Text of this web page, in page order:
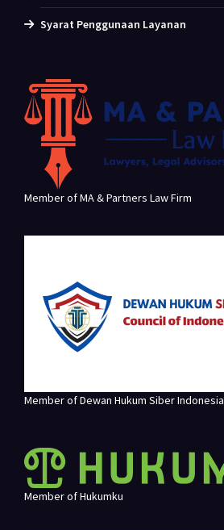
Syarat Penggunaan Layanan
Member of MA & Partners Law Firm
Member of Dewan Hukum Siber Indonesia
Member of Hukumku